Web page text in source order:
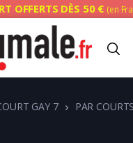
OFFERTS DÈS 50 € (en
GAY 7
PAR